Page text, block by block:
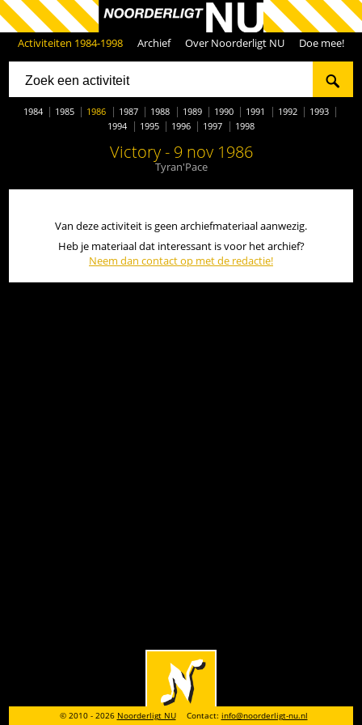
Activiteiten 1984-1998 Archief Over Noorderligt NU Doe mee!
1984 1985 1986 1987 1988 1989 1990 1991 1992
1993
1994
1995 1996 1997 1998
Victory - 9 nov 1986
Tyran'Pace
Van deze activiteit is geen archiefmateriaal aanwezig.
Heb je materiaal dat interessant is voor het archief?
Neem dan contact op met de redactie!
© 2010 - 2026 Noorderligt NU Contact: info@noorderligt-nu.nl